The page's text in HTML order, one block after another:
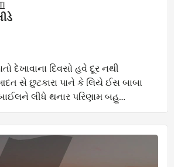
દેખાવાના દિવસો હવે દૂર નથી
સે છુટકારા પાને કે લિયે ઈસ બાબા
લીધે થનાર પરિણામ બહુ
અતિમહત્ત્વની બીમારીઓમાં તેનું વર